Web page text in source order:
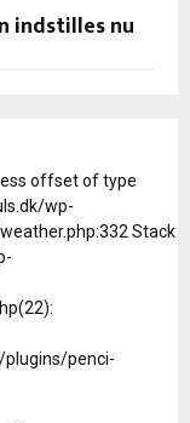
indstilles nu
offset of type
wp-
Stack
penci-